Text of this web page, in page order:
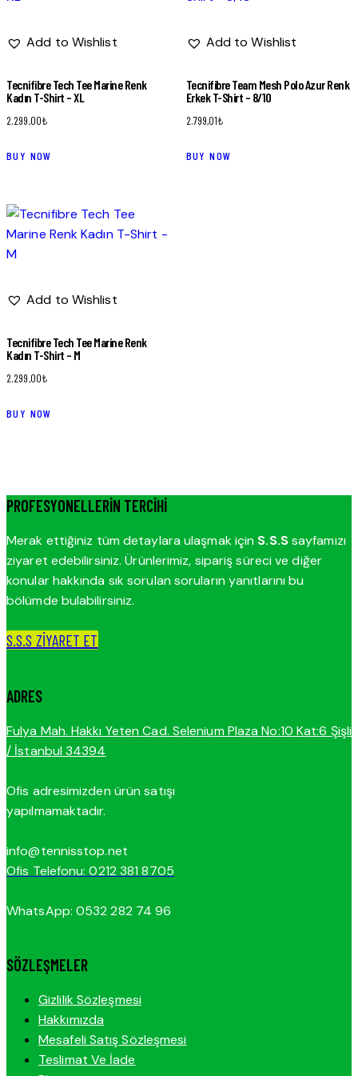
Add to Wishlist
Tecnifibre Tech Tee Marine Renk
Kadın T-Shirt – XL
2.299,00₺
BUY NOW
Add to Wishlist
Tecnifibre Team Mesh Polo Azur Renk
Erkek T-Shirt – 8/10
2.799,01₺
BUY NOW
Add to Wishlist
Tecnifibre Tech Tee Marine Renk
Kadın T-Shirt – M
2.299,00₺
BUY NOW
PROFESYONELLERIN TERCIHI
Merak ettiğiniz tüm detaylara ulaşmak için S.S.Ssayfamızı
ziyaret edebilirsiniz. Ürünlerimiz, sipariş süreci ve diğer
konular hakkında sık sorulan soruların yanıtlarını bu
bölümde bulabilirsiniz.
S.S.S ZİYARET ET
ADRES
Fulya Mah. Hakkı Yeten Cad. Selenium Plaza No:10 Kat:6 Şişli
/ İstanbul 34394
Ofis adresimizden ürün satışı
yapılmamaktadır.
info@tennisstop.net
Ofis Telefonu: 0212 381 8705
WhatsApp: 0532 282 74 96
SÖZLEŞMELER
Gizlilik Sözleşmesi
Hakkımızda
Mesafeli Satış Sözleşmesi
Teslimat Ve İade